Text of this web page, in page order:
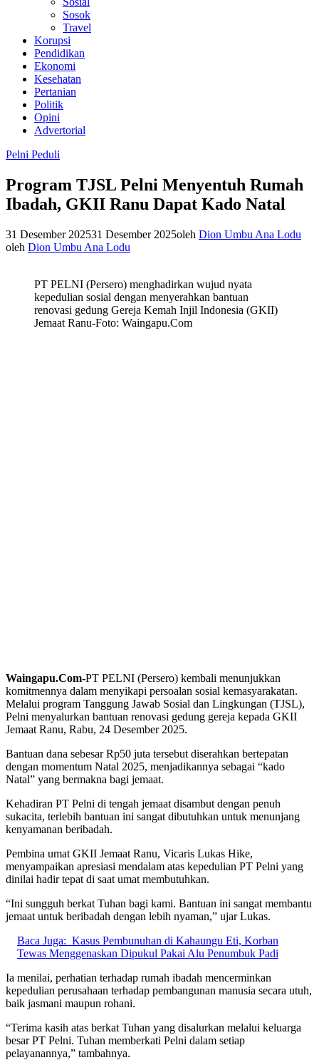
Sosok
Travel
Korupsi
Pendidikan
Ekonomi
Kesehatan
Pertanian
Politik
Opini
Advertorial
Pelni Peduli
Program TJSL Pelni Menyentuh Rumah
Ibadah, GKII Ranu Dapat Kado Natal
31 Desember 202531 Desember 2025oleh Dion Umbu Ana Lodu
oleh Dion Umbu Ana Lodu
PT PELNI (Persero) menghadirkan wujud nyata
kepedulian sosial dengan menyerahkan bantuan
renovasi gedung Gereja Kemah Injil Indonesia (GKII)
Jemaat Ranu-Foto: Waingapu.Com
Waingapu.Com-PT PELNI (Persero) kembali menunjukkan
komitmennya dalam menyikapi persoalan sosial kemasyarakatan.
Melalui program Tanggung Jawab Sosial dan Lingkungan (TJSL),
Pelni menyalurkan bantuan renovasi gedung gereja kepada GKII
Jemaat Ranu, Rabu, 24 Desember 2025.
Bantuan dana sebesar Rp50 juta tersebut diserahkan bertepatan
dengan momentum Natal 2025, menjadikannya sebagai “kado
Natal” yang bermakna bagi jemaat.
Kehadiran PT Pelni di tengah jemaat disambut dengan penuh
sukacita, terlebih bantuan ini sangat dibutuhkan untuk menunjang
kenyamanan beribadah.
Pembina umat GKII Jemaat Ranu, Vicaris Lukas Hike,
menyampaikan apresiasi mendalam atas kepedulian PT Pelni yang
dinilai hadir tepat di saat umat membutuhkan.
“Ini sungguh berkat Tuhan bagi kami. Bantuan ini sangat membantu
jemaat untuk beribadah dengan lebih nyaman,” ujar Lukas.
Baca Juga: Kasus Pembunuhan di Kahaungu Eti, Korban
Tewas Menggenaskan Dipukul Pakai Alu Penumbuk Padi
Ia menilai, perhatian terhadap rumah ibadah mencerminkan
kepedulian perusahaan terhadap pembangunan manusia secara utuh,
baik jasmani maupun rohani.
“Terima kasih atas berkat Tuhan yang disalurkan melalui keluarga
besar PT Pelni. Tuhan memberkati Pelni dalam setiap
pelayanannya,” tambahnya.